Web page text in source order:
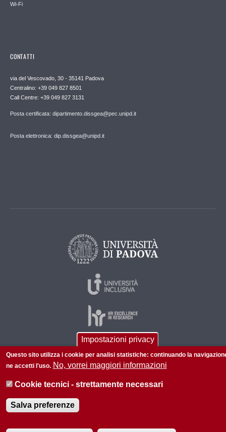
Wi-Fi
CONTATTI
via del Vescovado, 30 - 35141 Padova
Centralino: +39 049 827 8501
Call Centre: +39 049 827 3131
Posta certificata: dipartimento.dissgea@pec.unipd.it
Posta elettronica: dip.dissgea@unipd.it
Impostazioni privacy
Questo sito utilizza i cookie per analisi statistiche: continuando la
ne accetti l'uso. No, vorrei maggiori informazioni
Cookie tecnici - strettamente necessari
Salva preferenze